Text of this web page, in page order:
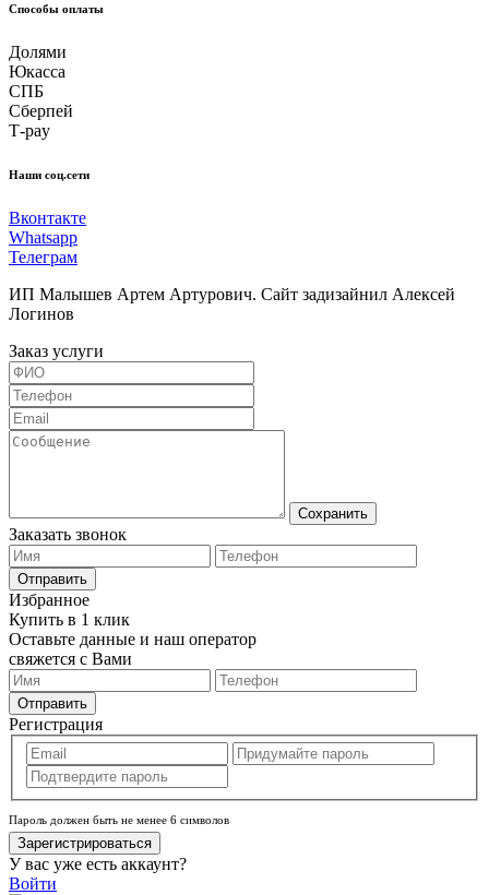
Способы оплаты
Долями
Юкасса
СПБ
Сберпей
Т-pay
Наши соц.сети
Вконтакте
Whatsapp
Телеграм
ИП Малышев Артем Артурович. Сайт задизайнил Алексей
Логинов
Заказ услуги
Сохранить
Заказать звонок
Отправить
Избранное
Купить в 1 клик
Оставьте данные и наш оператор
свяжется с Вами
Отправить
Регистрация
Пароль должен быть не менее 6 символов
Зарегистрироваться
У вас уже есть аккаунт?
Войти